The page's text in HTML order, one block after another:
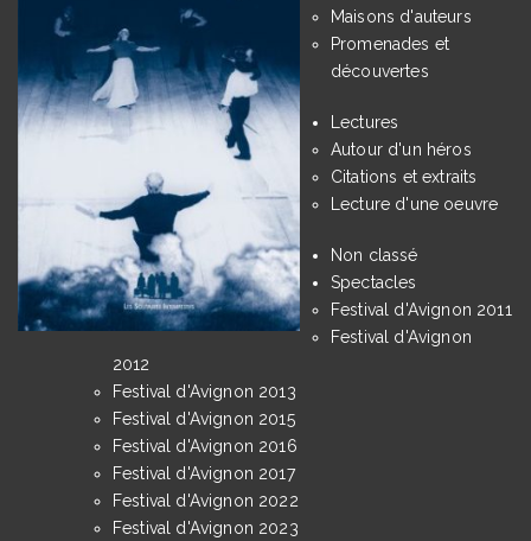
Maisons d'auteurs
Promenades et
découvertes
Lectures
Autour d'un héros
Citations et extraits
Lecture d'une oeuvre
Non classé
Spectacles
Festival d'Avignon 2011
Festival d'Avignon
2012
Festival d'Avignon 2013
Festival d'Avignon 2015
Festival d'Avignon 2016
Festival d'Avignon 2017
Festival d'Avignon 2022
Festival d'Avignon 2023